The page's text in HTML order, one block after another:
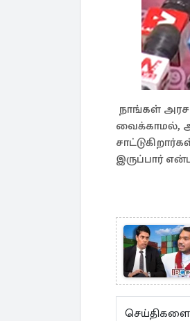
நாங்கள்
வைக்காமல்,
இருப்பார்
செய்திகளை